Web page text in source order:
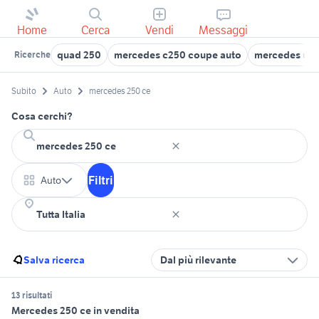
Home Cerca Vendi Messaggi
Ricerche quad 250 mercedes c250 coupe auto mercedes
Subito Auto mercedes 250 ce
Cosa cerchi?
Auto Filtri
Salva ricerca Dal più rilevante
13 risultati
Mercedes 250 ce in vendita